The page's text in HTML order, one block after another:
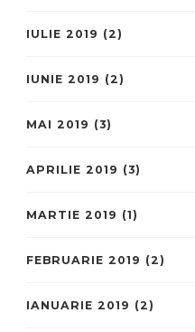
IULIE 2019 (2)
IUNIE 2019 (2)
MAI 2019 (3)
APRILIE 2019 (3)
MARTIE 2019 (1)
FEBRUARIE 2019 (2)
IANUARIE 2019 (2)